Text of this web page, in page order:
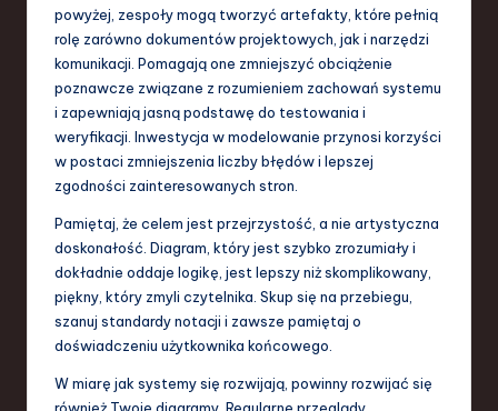
powyżej, zespoły mogą tworzyć artefakty, które pełnią
rolę zarówno dokumentów projektowych, jak i narzędzi
komunikacji. Pomagają one zmniejszyć obciążenie
poznawcze związane z rozumieniem zachowań systemu
i zapewniają jasną podstawę do testowania i
weryfikacji. Inwestycja w modelowanie przynosi korzyści
w postaci zmniejszenia liczby błędów i lepszej
zgodności zainteresowanych stron.
Pamiętaj, że celem jest przejrzystość, a nie artystyczna
doskonałość. Diagram, który jest szybko zrozumiały i
dokładnie oddaje logikę, jest lepszy niż skomplikowany,
piękny, który zmyli czytelnika. Skup się na przebiegu,
szanuj standardy notacji i zawsze pamiętaj o
doświadczeniu użytkownika końcowego.
W miarę jak systemy się rozwijają, powinny rozwijać się